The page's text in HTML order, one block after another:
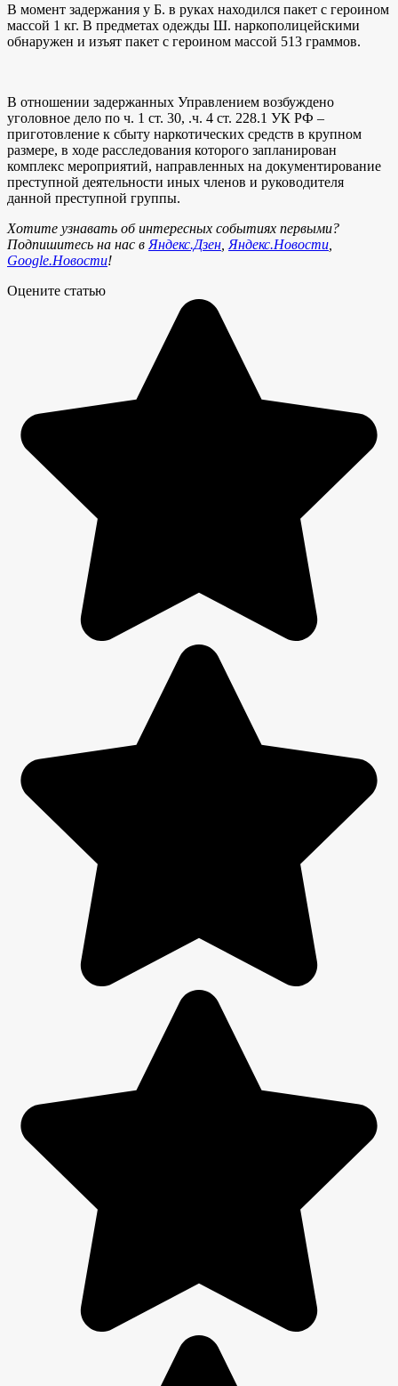
В момент задержания у Б. в руках находился пакет с героином
массой 1 кг. В предметах одежды Ш. наркополицейскими
обнаружен и изъят пакет с героином массой 513 граммов.
В отношении задержанных Управлением возбуждено
уголовное дело по ч. 1 ст. 30, .ч. 4 ст. 228.1 УК РФ –
приготовление к сбыту наркотических средств в крупном
размере, в ходе расследования которого запланирован
комплекс мероприятий, направленных на документирование
преступной деятельности иных членов и руководителя
данной преступной группы.
Хотите узнавать об интересных событиях первыми?
Подпишитесь на нас в Яндекс.Дзен Яндекс.Новости
Google.Новости!
Оцените статью